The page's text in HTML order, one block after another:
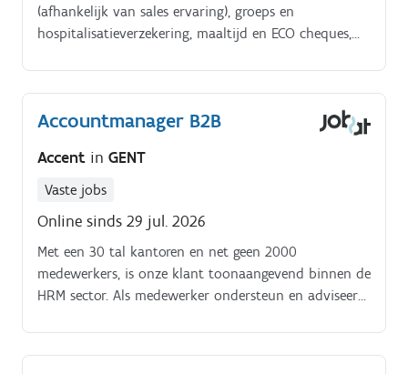
(afhankelijk van sales ervaring), groeps en
hospitalisatieverzekering, maaltijd en ECO cheques,
Accountmanager B2B
Accent in GENT
Vaste jobs
Online sinds 29 jul. 2026
Met een 30 tal kantoren en net geen 2000
medewerkers, is onze klant toonaangevend binnen de
HRM sector. Als medewerker ondersteun en adviseer
zelfstandigen met hun personeelszaken.